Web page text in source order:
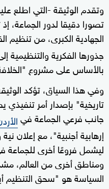
وتقدم الوثيقة -التي اطلع
تصورا دقيقا لدور الجماعة،
الجهادية الكبرى، من تنظيم
جذورها الفكرية والتنظيمية
بالأساس على مشروع
وفي هذا السياق، تؤكد
تاريخية" بإصدار أمر
جانب فرعي الجماعة في
إرهابية أجنبية"، مع إعلان
ليشمل فروعًا أخرى للجماعة
ومناطق أخرى من العالم،
السياسة هو "سحق التنظيم